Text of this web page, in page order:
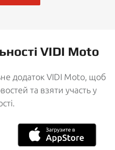
VIDI Moto
додаток VIDI Moto, щоб
та взяти участь у